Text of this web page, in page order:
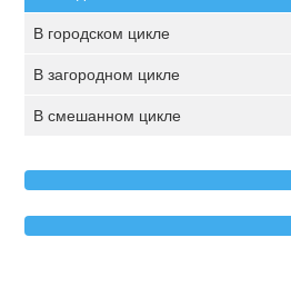
В городском цикле
В загородном цикле
В смешанном цикле